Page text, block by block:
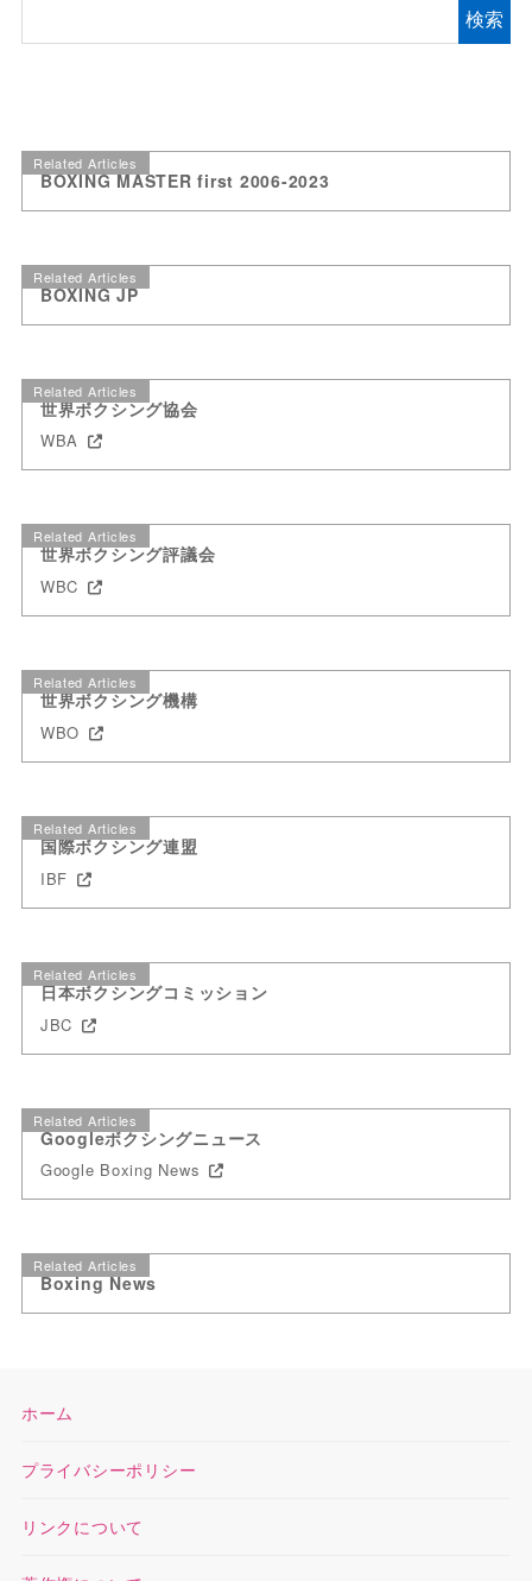
検索
Related Articles
BOXING MASTER first 2006-2023
Related Articles
BOXING JP
Related Articles
世界ボクシング協会
WBA
Related Articles
世界ボクシング評議会
WBC
Related Articles
世界ボクシング機構
WBO
Related Articles
国際ボクシング連盟
IBF
Related Articles
日本ボクシングコミッション
JBC
Related Articles
Googleボクシングニュース
Google Boxing News
Related Articles
Boxing News
ホーム
プライバシーポリシー
リンクについて